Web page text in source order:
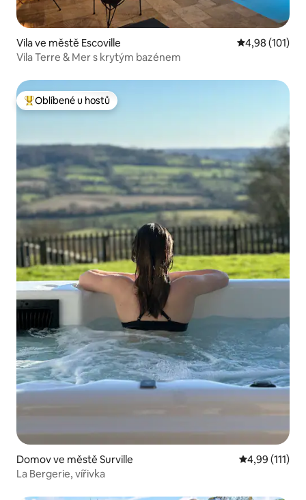
Vila ve městě Escoville Průměrné
4,98 (101)
Vila Terre & Mer s krytým bazénem
Nejlepší v kategorii Oblíbené u hostů
Oblíbené u hostů
Domov ve městě Surville Průměrné
4,99 (111)
La Bergerie, vířivka